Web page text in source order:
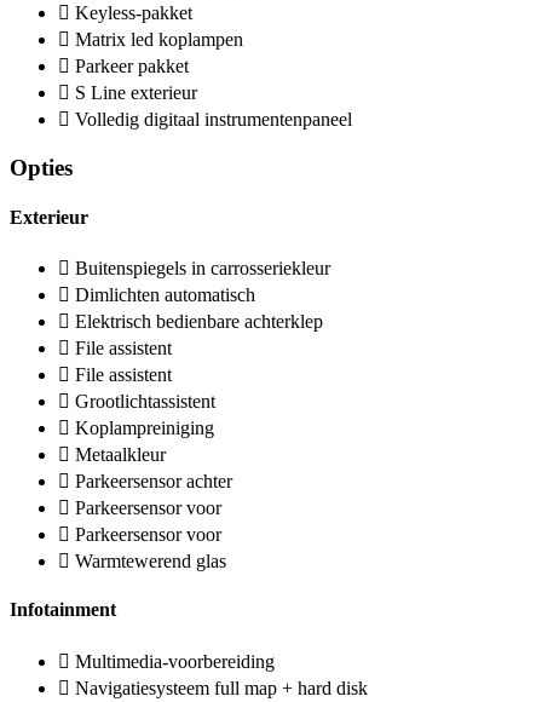
Keyless-pakket
Matrix led koplampen
Parkeer pakket
S Line exterieur
Volledig digitaal instrumentenpaneel
Opties
Exterieur
Buitenspiegels in carrosseriekleur
Dimlichten automatisch
Elektrisch bedienbare achterklep
File assistent
File assistent
Grootlichtassistent
Koplampreiniging
Metaalkleur
Parkeersensor achter
Parkeersensor voor
Parkeersensor voor
Warmtewerend glas
Infotainment
Multimedia-voorbereiding
Navigatiesysteem full map + hard disk